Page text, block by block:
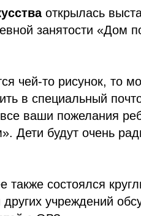
открылась
занятости «Дом
чей-то рисунок, то
в специальный
ваши пожелания
Дети будут очень
состоялся
учреждений